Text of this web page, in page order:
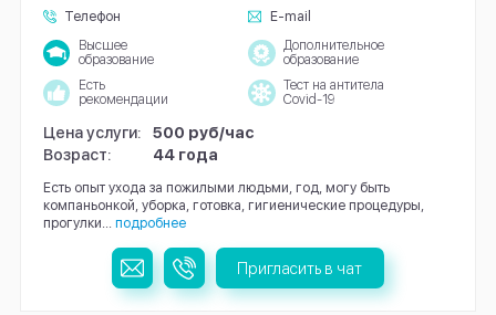
Телефон
E-mail
Высшее
образование
Дополнительное
образование
Есть
рекомендации
Тест на антитела
Covid-19
Цена услуги:
500 руб/час
Возраст:
44 года
Есть опыт ухода за пожилыми людьми, год, могу быть
компаньонкой, уборка, готовка, гигиенические процедуры,
прогулки... подробнее
Пригласить в чат